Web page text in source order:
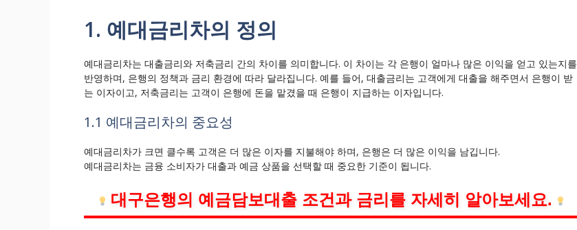
1. 예대금리차의 정의
예대금리차는 대출금리와 저축금리 간의 차이를 의미합니다. 이 차이는 각 은행이 얼마나 많은 이익을 얻고 있는지를
반영하며, 은행의 정책과 금리 환경에 따라 달라집니다. 예를 들어, 대출금리는 고객에게 대출을 해주면서 은행이 받
는 이자이고, 저축금리는 고객이 은행에 돈을 맡겼을 때 은행이 지급하는 이자입니다.
1.1 예대금리차의 중요성
예대금리차가 크면 클수록 고객은 더 많은 이자를 지불해야 하며, 은행은 더 많은 이익을 남깁니다.
예대금리차는 금융 소비자가 대출과 예금 상품을 선택할 때 중요한 기준이 됩니다.
대구은행의 예금담보대출 조건과 금리를 자세히 알아보세요.